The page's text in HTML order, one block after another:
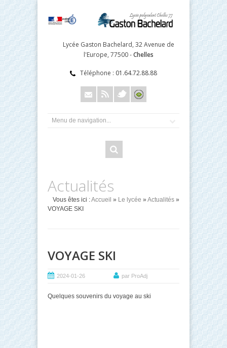
Lycée Gaston Bachelard, 32 Avenue de
l'Europe, 77500 -Chelles
Téléphone : 01.64.72.88.88
Actualités
Vous êtes ici :Accueil » Le lycée » Actualités »
VOYAGE SKI
VOYAGE SKI
2024-01-26 par ProAdj
Quelques souvenirs du voyage au ski